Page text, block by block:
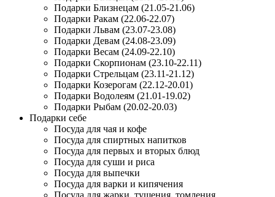
Подарки Близнецам (21.05-21.06)
Подарки Ракам (22.06-22.07)
Подарки Львам (23.07-23.08)
Подарки Девам (24.08-23.09)
Подарки Весам (24.09-22.10)
Подарки Скорпионам (23.10-22.11)
Подарки Стрельцам (23.11-21.12)
Подарки Козерогам (22.12-20.01)
Подарки Водолеям (21.01-19.02)
Подарки Рыбам (20.02-20.03)
Подарки себе
Посуда для чая и кофе
Посуда для спиртных напитков
Посуда для первых и вторых блюд
Посуда для суши и риса
Посуда для выпечки
Посуда для варки и кипячения
Посуда для жарки, тушения, томления